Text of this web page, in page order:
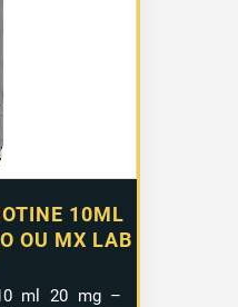
10ML
OU MX LAB
ml 20 mg –